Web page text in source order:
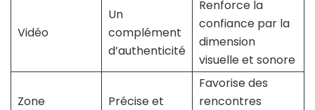
Vidéo
Un
complément
d’authenticité
Renforce la
confiance par la
dimension
visuelle et sonore
Zone
Précise et
Favorise des
rencontres